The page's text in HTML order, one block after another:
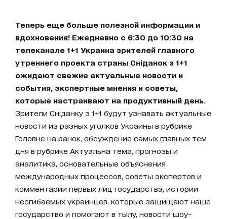
Теперь еще больше полезной информации и
вдохновения! Ежедневно с 6:30 до 10:30 на
телеканале 1+1 Украина зрителей главного
утреннего проекта страны Сніданок з 1+1
ожидают свежие актуальные новости и
события, экспертные мнения и советы,
которые настраивают на продуктивный день.
Зрители Сніданку з 1+1 будут узнавать актуальные
новости из разных уголков Украины в рубрике
Головне на ранок, обсуждение самых главных тем
дня в рубрике Актуальна тема, прогнозы и
аналитика, основательные объяснения
международных процессов, советы экспертов и
комментарии первых лиц государства, истории
несгибаемых украинцев, которые защищают наше
государство и помогают в тылу, новости шоу-